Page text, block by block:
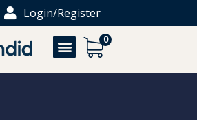
Login/Register
0